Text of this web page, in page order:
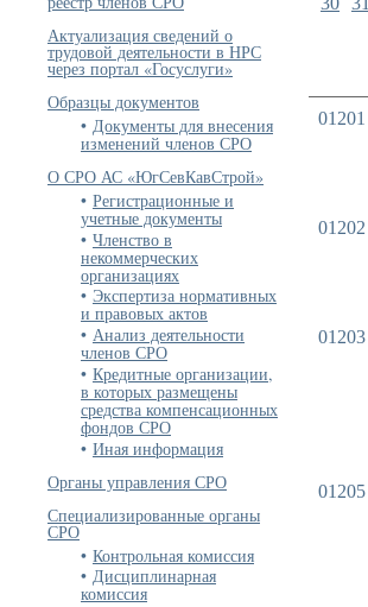
Актуализация сведений о
трудовой деятельности в НРС
через портал «Госуслуги»
Образцы документов
Документы для внесения
изменений членов СРО
О СРО АС «ЮгСевКавСтрой»
Регистрационные и
учетные документы
Членство в
некоммерческих
организациях
Экспертиза нормативных
и правовых актов
Анализ деятельности
членов СРО
Кредитные организации,
в которых размещены
средства компенсационных
фондов СРО
Иная информация
Органы управления СРО
Специализированные органы
СРО
Контрольная комиссия
Дисциплинарная
комиссия
01201
01202
01203
01205